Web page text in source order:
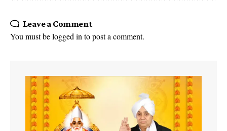
Leave a Comment
You must belogged into post a comment.